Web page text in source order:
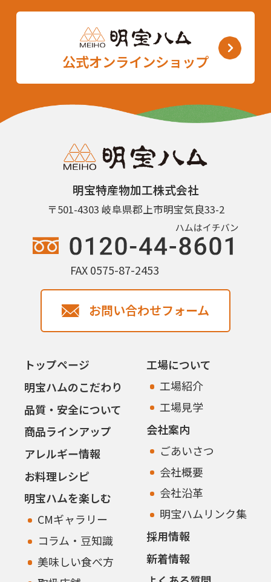
公式オンラインショップ
明宝特産物加工株式会社
〒501-4303 岐阜県郡上市明宝気良33-2
FAX 0575-87-2453
お問い合わせフォーム
トップページ
明宝ハムのこだわり
品質・安全について
商品ラインアップ
アレルギー情報
お料理レシピ
明宝ハムを楽しむ
CMギャラリー
コラム・豆知識
美味しい食べ方
工場について
工場紹介
工場見学
会社案内
ごあいさつ
会社概要
会社沿革
明宝ハムリンク集
採用情報
新着情報